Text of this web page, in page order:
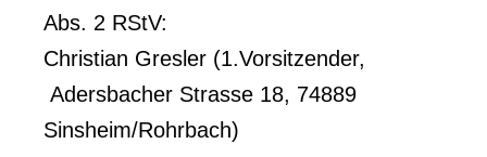
Abs. 2 RStV:
Christian Gresler (1.Vorsitzender,
Adersbacher Strasse 18, 74889
Sinsheim/Rohrbach)